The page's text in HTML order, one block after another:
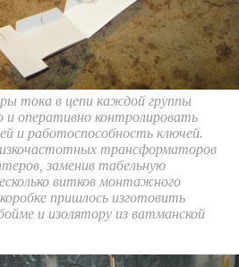
тока в цепи каждой группы
и оперативно контролировать
и работоспособность ключей.
трансформаторов
заменив табельную
витков монтажного
пришлось изготовить
и изолятору из ватманской